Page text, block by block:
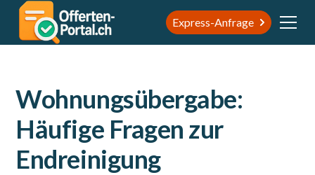
Express-Anfrage
Wohnungsübergabe:
Häufige Fragen zur
Endreinigung